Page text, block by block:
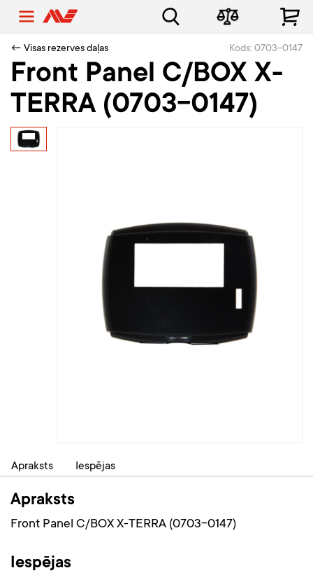
← Visas rezerves daļas Kods: 0703-0147
Front Panel C/BOX X-
TERRA (0703-0147)
Apraksts Iespējas
Apraksts
Front Panel C/BOX X-TERRA (0703-0147)
Iespējas